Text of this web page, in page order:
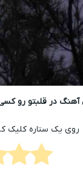
در قلبتو رو
روی یک ستاره کلیک